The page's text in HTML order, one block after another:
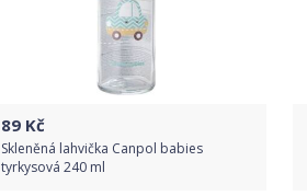
89 Kč
Skleněná lahvička Canpol babies
tyrkysová 240 ml